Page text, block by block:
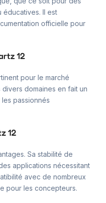
éducatives. Il est
officielle pour
12
pour le marché
divers domaines en fait un
passionnés
12
Sa stabilité de
applications nécessitant
avec de nombreux
pour les concepteurs.